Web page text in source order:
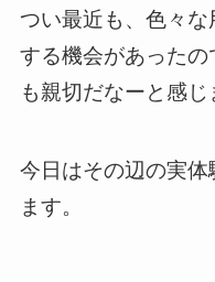
つい最近も、色々
する機会があった
も親切だなーと感じ
今日はその辺の実
ます。